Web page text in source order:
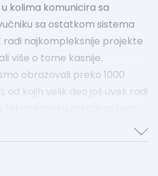
kolima komunicira sa
sa ostatkom sistema
radi najkompleksnije projekte
više o tome kasnije.
obrazovali preko 1000
od kojih velik deo još uvek radi
programe, stipendije, i naši
projektima imaju